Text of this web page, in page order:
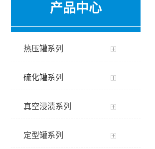
产品中心
热压罐系列
硫化罐系列
真空浸渍系列
定型罐系列